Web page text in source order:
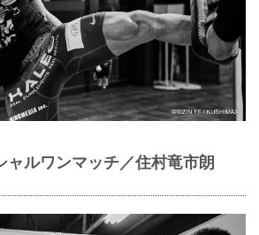
ャルワンマッチ／住村竜市朗